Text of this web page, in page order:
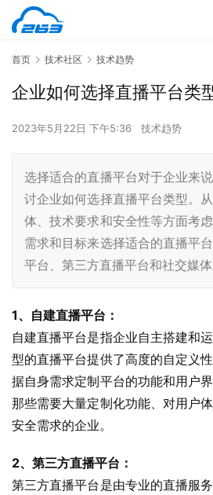
首页 技术社区 技术趋势
企业如何选择直播平台类
2023年5月22日 下午5:36 技术趋势
选择适合的直播平台对于企业来
讨企业如何选择直播平台类型。
体、技术要求和安全性等方面考
需求和目标来选择适合的直播平
平台、第三方直播平台和社交媒体
1、自建直播平台：
自建直播平台是指企业自主搭建和
型的直播平台提供了高度的自定义
据自身需求定制平台的功能和用户
那些需要大量定制化功能、对用户
安全需求的企业。
2、第三方直播平台：
第三方直播平台是由专业的直播服